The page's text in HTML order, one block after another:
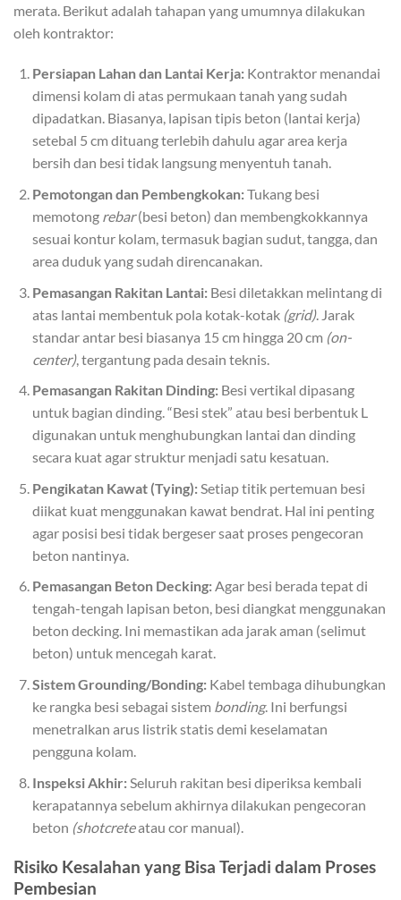
merata. Berikut adalah tahapan yang umumnya dilakukan
oleh kontraktor:
Persiapan Lahan dan Lantai Kerja:Kontraktor menandai
dimensi kolam di atas permukaan tanah yang sudah
dipadatkan. Biasanya, lapisan tipis beton (lantai kerja)
setebal 5 cm dituang terlebih dahulu agar area kerja
bersih dan besi tidak langsung menyentuh tanah.
Pemotongan dan Pembengkokan:Tukang besi
memotong rebar(besi beton) dan membengkokkannya
sesuai kontur kolam, termasuk bagian sudut, tangga, dan
area duduk yang sudah direncanakan.
Pemasangan Rakitan Lantai:Besi diletakkan melintang di
atas lantai membentuk pola kotak-kotak (grid). Jarak
standar antar besi biasanya 15 cm hingga 20 cm (on-
center), tergantung pada desain teknis.
Pemasangan Rakitan Dinding:Besi vertikal dipasang
untuk bagian dinding. “Besi stek” atau besi berbentuk L
digunakan untuk menghubungkan lantai dan dinding
secara kuat agar struktur menjadi satu kesatuan.
Pengikatan Kawat (Tying):Setiap titik pertemuan besi
diikat kuat menggunakan kawat bendrat. Hal ini penting
agar posisi besi tidak bergeser saat proses pengecoran
beton nantinya.
Pemasangan Beton Decking:Agar besi berada tepat di
tengah-tengah lapisan beton, besi diangkat menggunakan
beton decking. Ini memastikan ada jarak aman (selimut
beton) untuk mencegah karat.
Sistem Grounding/Bonding:Kabel tembaga dihubungkan
ke rangka besi sebagai sistem bonding. Ini berfungsi
menetralkan arus listrik statis demi keselamatan
pengguna kolam.
Inspeksi Akhir:Seluruh rakitan besi diperiksa kembali
kerapatannya sebelum akhirnya dilakukan pengecoran
beton (shotcreteatau cor manual).
Risiko Kesalahan yang Bisa Terjadi dalam Proses
Pembesian